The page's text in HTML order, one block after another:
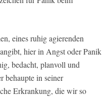
eines ruhig agierenden
hier in Angst oder Panik
bedacht, planvoll und
behaupte in seiner
Erkrankung, die wir so